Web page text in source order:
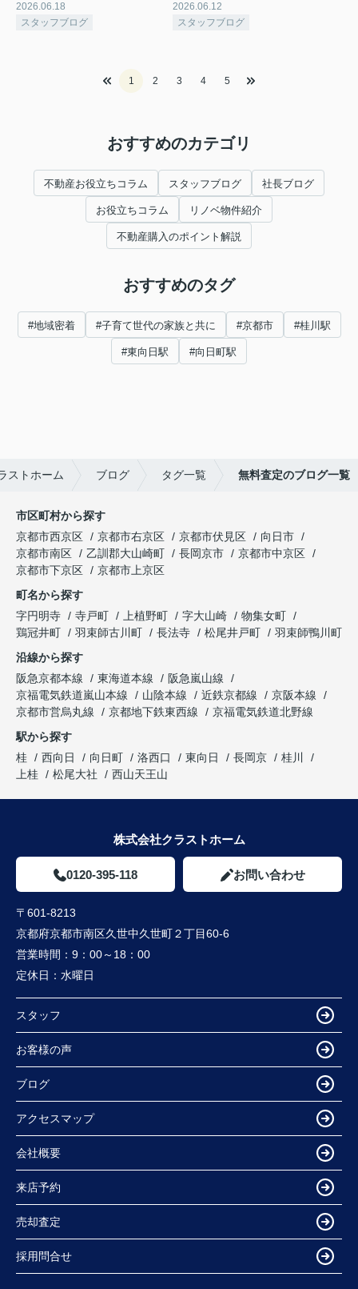
2026.06.18
スタッフブログ
2026.06.12
スタッフブログ
1 2 3 4 5
おすすめのカテゴリ
不動産お役立ちコラム スタッフブログ 社長ブログ
お役立ちコラム リノベ物件紹介
不動産購入のポイント解説
おすすめのタグ
#地域密着 #子育て世代の家族と共に #京都市 #桂川駅
#東向日駅 #向日町駅
ストホーム ブログ タグ一覧 無料査定のブログ一覧
市区町村から探す
京都市西京区
京都市右京区 京都市伏見区
向日市
京都市南区
乙訓郡大山崎町 長岡京市
京都市中京区
京都市下京区
京都市上京区
町名から探す
字円明寺
寺戸町 上植野町 字大山崎
物集女町
鶏冠井町
羽束師古川町 長法寺 松尾井戸町
羽束師鴨川町
沿線から探す
阪急京都本線
東海道本線
阪急嵐山線
京福電気鉄道嵐山本線
山陰本線 近鉄京都線
京阪本線
京都市営烏丸線
京都地下鉄東西線
京福電気鉄道北野線
駅から探す
桂
西向日 向日町 洛西口 東向日 長岡京
桂川
上桂
松尾大社 西山天王山
株式会社クラストホーム
0120-395-118 お問い合わせ
〒601-8213
京都府京都市南区久世中久世町２丁目60-6
営業時間： 9：00～18：00
定休日： 水曜日
スタッフ
お客様の声
ブログ
アクセスマップ
会社概要
来店予約
売却査定
採用問合せ